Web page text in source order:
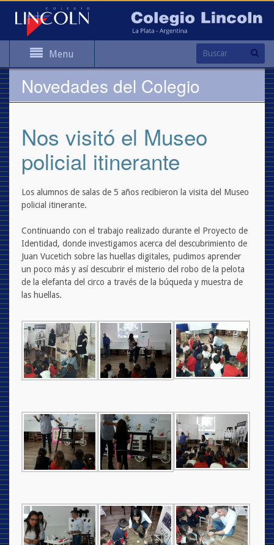
Menu
Novedades del Colegio
Nos visitó el Museo
policial itinerante
Los alumnos de salas de 5 años recibieron la visita del Museo
policial itinerante.
Continuando con el trabajo realizado durante el Proyecto de
Identidad, donde investigamos acerca del descubrimiento de
Juan Vucetich sobre las huellas digitales, pudimos aprender
un poco más y así descubrir el misterio del robo de la pelota
de la elefanta del circo a través de la búqueda y muestra de
las huellas.